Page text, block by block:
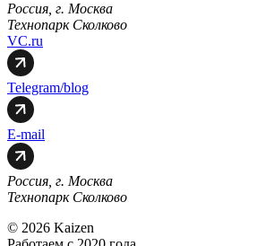
Россия, г. Москва
Технопарк Сколково
VC.ru
Telegram/blog
E-mail
Россия, г. Москва
Технопарк Сколково
© 2026 Kaizen